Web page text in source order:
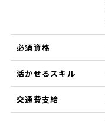
必須資格
活かせるスキル
交通費支給